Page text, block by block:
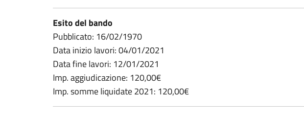
Esito del bando
Pubblicato: 16/02/1970
Data inizio lavori: 04/01/2021
Data fine lavori: 12/01/2021
Imp. aggiudicazione: 120,00€
Imp. somme liquidate 2021: 120,00€